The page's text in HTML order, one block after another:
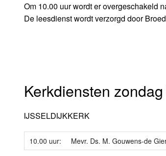
Om 10.00 uur wordt er overgeschakeld
De leesdienst wordt verzorgd door
Kerkdiensten
IJSSELDIJKKERK
10.00 uur: Mevr. Ds. M. Gouwens-de